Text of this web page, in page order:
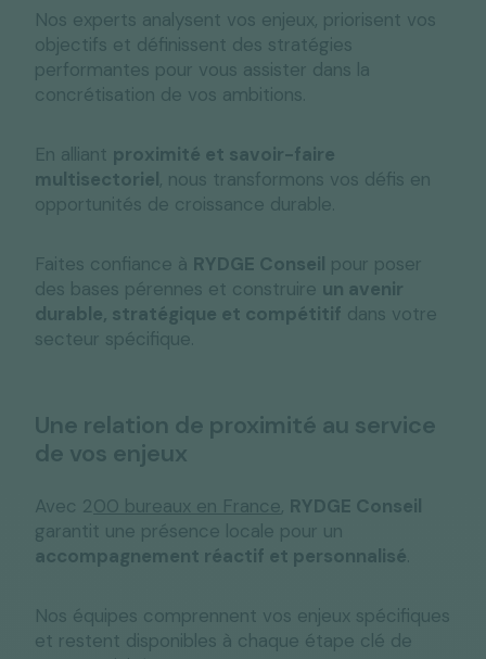
Nos experts analysent vos enjeux, priorisent vos
objectifs et définissent des stratégies
performantes pour vous assister dans la
concrétisation de vos ambitions.
En alliant proximité et savoir-faire
multisectoriel, nous transformons vos défis en
opportunités de croissance durable.
Faites confiance à RYDGE Conseil pour poser
des bases pérennes et construire un avenir
durable, stratégique et compétitif dans votre
secteur spécifique.
Une relation de proximité au service
de vos enjeux
Avec 200 bureaux en France, RYDGE Conseil
garantit une présence locale pour un
accompagnement réactif et personnalisé
Nos équipes comprennent vos enjeux spécifiques
et restent disponibles à chaque étape clé de